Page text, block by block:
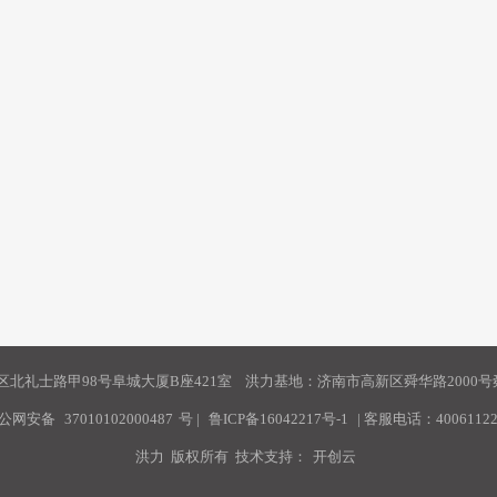
北礼士路甲98号阜城大厦B座421室 洪力基地：济南市高新区舜华路2000号
网安备 37010102000487 号 | 鲁ICP备16042217号-1 | 客服电话：
洪力 版权所有 技术支持： 开创云